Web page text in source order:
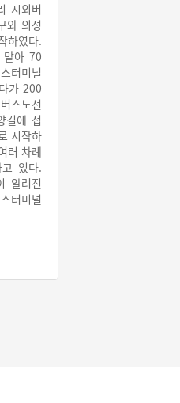
시외버
와 의성
하였다.
맡아 70
터미널
가 200
스노선
길에 접
시작하
러 차례
있다.
알려진
터미널
영하고